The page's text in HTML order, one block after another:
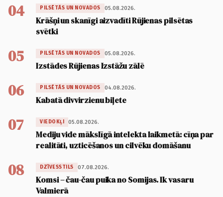
04 PILSĒTĀS UN NOVADOS 05.08.2026.
Krāšņi un skanīgi aizvadīti Rūjienas pilsētas
svētki
05 PILSĒTĀS UN NOVADOS 05.08.2026.
Izstādes Rūjienas Izstāžu zālē
06 PILSĒTĀS UN NOVADOS 04.08.2026.
Kabatā divvirzienu biļete
07 VIEDOKĻI 05.08.2026.
Mediju vide mākslīgā intelekta laikmetā: cīņa par
realitāti, uzticēšanos un cilvēku domāšanu
08 DZĪVESSTILS 07.08.2026.
Komsi – čau-čau puika no Somijas. Ik vasaru
Valmierā